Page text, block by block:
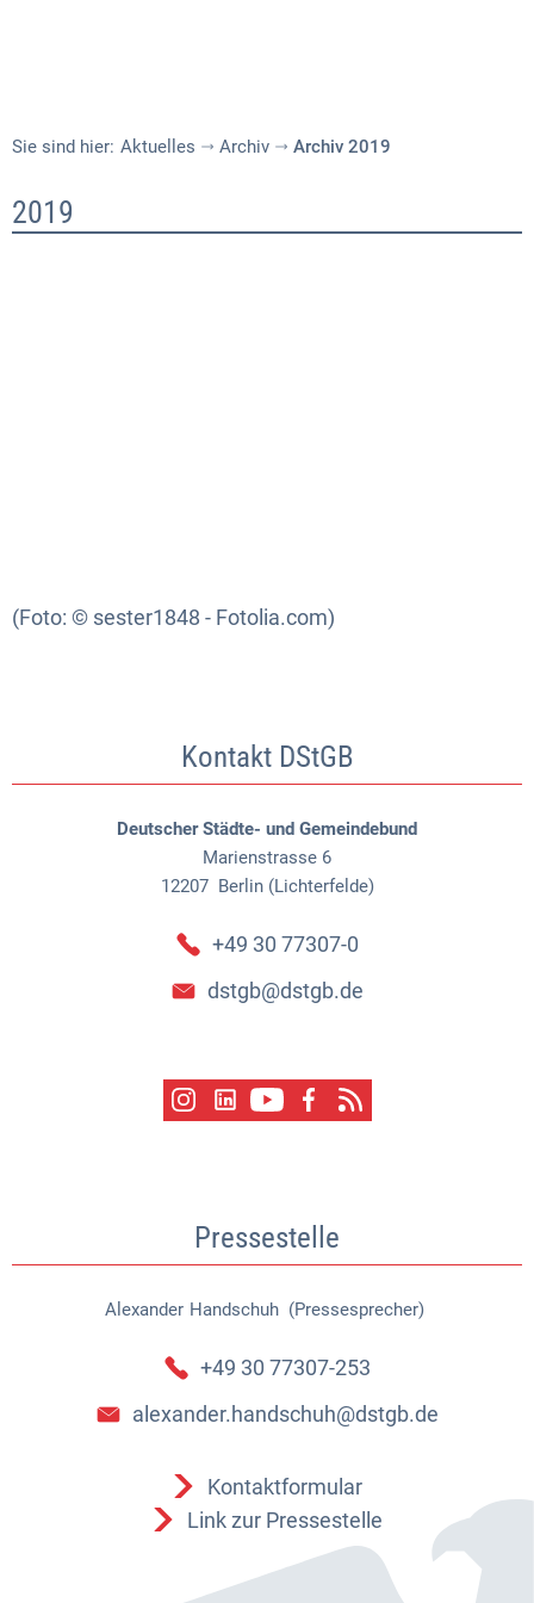
Sie sind hier: Aktuelles Archiv Archiv 2019
Archiv
2019
(Foto: © sester1848 - Fotolia.com)
Kontakt DStGB
Deutscher Städte- und Gemeindebund
Marienstrasse 6
12207 Berlin (Lichterfelde)
+49 30 77307-0
dstgb@dstgb.de
Pressestelle
Alexander Handschuh (Pressesprecher)
Alexander Handschuh
+49 30 77307-253
alexander.handschuh@dstgb.de
Kontaktformular
Link zur Pressestelle